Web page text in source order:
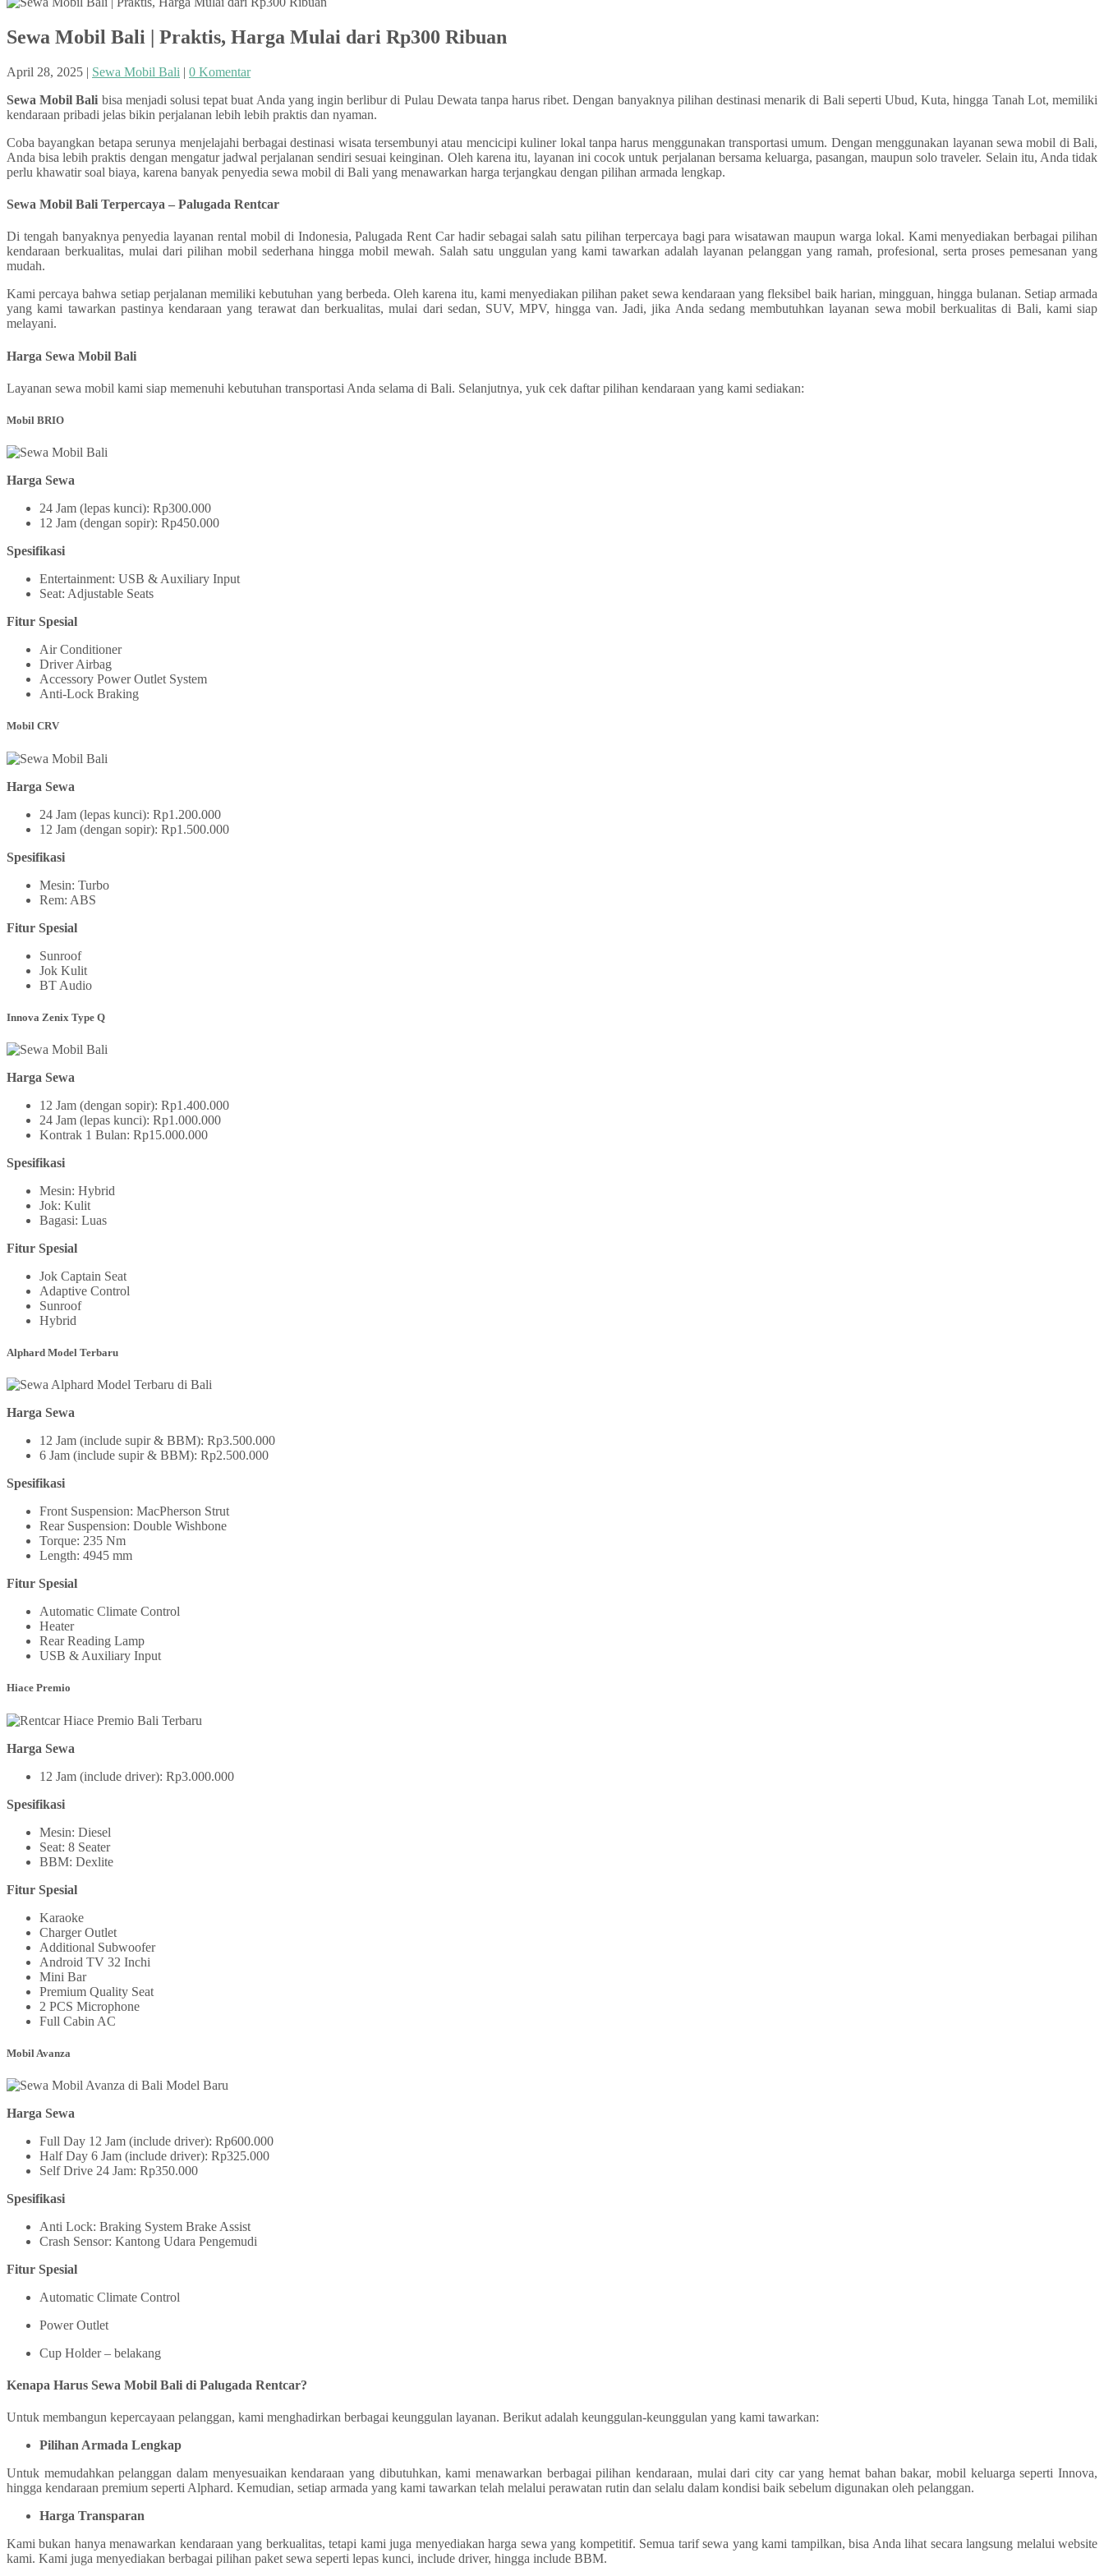
Sewa Mobil Bali | Praktis, Harga Mulai dari Rp300 Ribuan
April 28, 2025 | Sewa Mobil Bali | 0 Komentar
Sewa Mobil Bali bisa menjadi solusi tepat buat Anda yang ingin berlibur di Pulau Dewata tanpa harus ribet. Dengan banyaknya pilihan destinasi menarik di Bali seperti Ubud, Kuta, hingga Tanah Lot, memiliki
kendaraan pribadi jelas bikin perjalanan lebih lebih praktis dan nyaman.
Coba bayangkan betapa serunya menjelajahi berbagai destinasi wisata tersembunyi atau mencicipi kuliner lokal tanpa harus menggunakan transportasi umum. Dengan menggunakan layanan sewa mobil di Bali,
Anda bisa lebih praktis dengan mengatur jadwal perjalanan sendiri sesuai keinginan. Oleh karena itu, layanan ini cocok untuk perjalanan bersama keluarga, pasangan, maupun solo traveler. Selain itu, Anda tidak
perlu khawatir soal biaya, karena banyak penyedia sewa mobil di Bali yang menawarkan harga terjangkau dengan pilihan armada lengkap.
Sewa Mobil Bali Terpercaya – Palugada Rentcar
Di tengah banyaknya penyedia layanan rental mobil di Indonesia, Palugada Rent Car hadir sebagai salah satu pilihan terpercaya bagi para wisatawan maupun warga lokal. Kami menyediakan berbagai pilihan
kendaraan berkualitas, mulai dari pilihan mobil sederhana hingga mobil mewah. Salah satu unggulan yang kami tawarkan adalah layanan pelanggan yang ramah, profesional, serta proses pemesanan yang
mudah.
Kami percaya bahwa setiap perjalanan memiliki kebutuhan yang berbeda. Oleh karena itu, kami menyediakan pilihan paket sewa kendaraan yang fleksibel baik harian, mingguan, hingga bulanan. Setiap armada
yang kami tawarkan pastinya kendaraan yang terawat dan berkualitas, mulai dari sedan, SUV, MPV, hingga van. Jadi, jika Anda sedang membutuhkan layanan sewa mobil berkualitas di Bali, kami siap
melayani.
Harga Sewa Mobil Bali
Layanan sewa mobil kami siap memenuhi kebutuhan transportasi Anda selama di Bali. Selanjutnya, yuk cek daftar pilihan kendaraan yang kami sediakan:
Mobil BRIO
Harga Sewa
24 Jam (lepas kunci): Rp300.000
12 Jam (dengan sopir): Rp450.000
Spesifikasi
Entertainment: USB & Auxiliary Input
Seat: Adjustable Seats
Fitur Spesial
Air Conditioner
Driver Airbag
Accessory Power Outlet System
Anti-Lock Braking
Mobil CRV
Harga Sewa
24 Jam (lepas kunci): Rp1.200.000
12 Jam (dengan sopir): Rp1.500.000
Spesifikasi
Mesin: Turbo
Rem: ABS
Fitur Spesial
Sunroof
Jok Kulit
BT Audio
Innova Zenix Type Q
Harga Sewa
12 Jam (dengan sopir): Rp1.400.000
24 Jam (lepas kunci): Rp1.000.000
Kontrak 1 Bulan: Rp15.000.000
Spesifikasi
Mesin: Hybrid
Jok: Kulit
Bagasi: Luas
Fitur Spesial
Jok Captain Seat
Adaptive Control
Sunroof
Hybrid
Alphard Model Terbaru
Harga Sewa
12 Jam (include supir & BBM): Rp3.500.000
6 Jam (include supir & BBM): Rp2.500.000
Spesifikasi
Front Suspension: MacPherson Strut
Rear Suspension: Double Wishbone
Torque: 235 Nm
Length: 4945 mm
Fitur Spesial
Automatic Climate Control
Heater
Rear Reading Lamp
USB & Auxiliary Input
Hiace Premio
Harga Sewa
12 Jam (include driver): Rp3.000.000
Spesifikasi
Mesin: Diesel
Seat: 8 Seater
BBM: Dexlite
Fitur Spesial
Karaoke
Charger Outlet
Additional Subwoofer
Android TV 32 Inchi
Mini Bar
Premium Quality Seat
2 PCS Microphone
Full Cabin AC
Mobil Avanza
Harga Sewa
Full Day 12 Jam (include driver): Rp600.000
Half Day 6 Jam (include driver): Rp325.000
Self Drive 24 Jam: Rp350.000
Spesifikasi
Anti Lock: Braking System Brake Assist
Crash Sensor: Kantong Udara Pengemudi
Fitur Spesial
Automatic Climate Control
Power Outlet
Cup Holder – belakang
Kenapa Harus Sewa Mobil Bali di Palugada Rentcar?
Untuk membangun kepercayaan pelanggan, kami menghadirkan berbagai keunggulan layanan. Berikut adalah keunggulan-keunggulan yang kami tawarkan:
Pilihan Armada Lengkap
Untuk memudahkan pelanggan dalam menyesuaikan kendaraan yang dibutuhkan, kami menawarkan berbagai pilihan kendaraan, mulai dari city car yang hemat bahan bakar, mobil keluarga seperti Innova,
hingga kendaraan premium seperti Alphard. Kemudian, setiap armada yang kami tawarkan telah melalui perawatan rutin dan selalu dalam kondisi baik sebelum digunakan oleh pelanggan.
Harga Transparan
Kami bukan hanya menawarkan kendaraan yang berkualitas, tetapi kami juga menyediakan harga sewa yang kompetitif. Semua tarif sewa yang kami tampilkan, bisa Anda lihat secara langsung melalui website
kami. Kami juga menyediakan berbagai pilihan paket sewa seperti lepas kunci, include driver, hingga include BBM.